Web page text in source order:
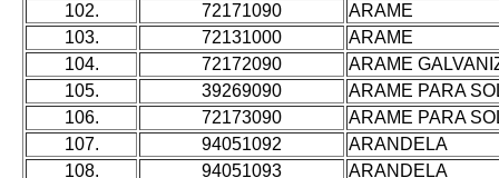
102.
72171090
ARAME
103.
72131000
ARAME
104.
72172090
ARAME
105.
39269090
ARAME PARA
106.
72173090
ARAME PARA
107.
94051092
ARANDELA
108.
94051093
ARANDELA